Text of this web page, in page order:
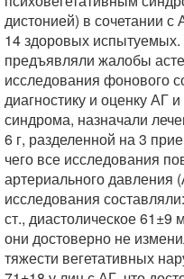
дистонией) в сочетании
14 здоровых
предъявляли жалобы
исследования фонового
диагностику и оценку АГ
синдрома, назначали
6 г, разделенной на 3
чего все исследования
артериального
исследования
ст., диастолическое 61±9
они достоверно не
тяжести вегетативных